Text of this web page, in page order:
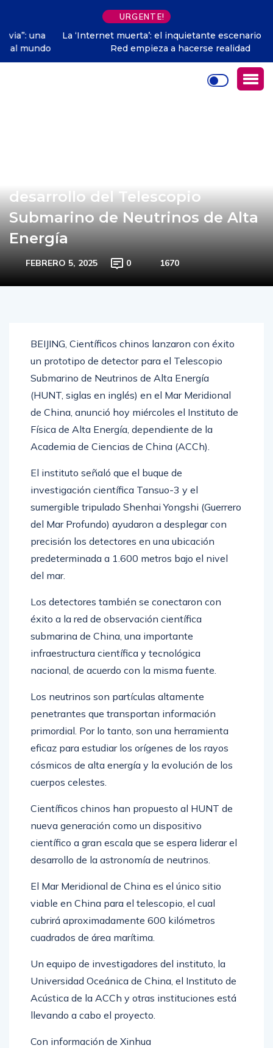
URGENTE!
La ‘Internet muerta’: el inquietante escenario sobre la
Red empieza a hacerse realidad
desarrollo del Telescopio
Submarino de Neutrinos de Alta
Energía
FEBRERO 5, 2025 0 1670
BEIJING, Científicos chinos lanzaron con éxito
un prototipo de detector para el Telescopio
Submarino de Neutrinos de Alta Energía
(HUNT, siglas en inglés) en el Mar Meridional
de China, anunció hoy miércoles el Instituto de
Física de Alta Energía, dependiente de la
Academia de Ciencias de China (ACCh).
El instituto señaló que el buque de
investigación científica Tansuo-3 y el
sumergible tripulado Shenhai Yongshi (Guerrero
del Mar Profundo) ayudaron a desplegar con
precisión los detectores en una ubicación
predeterminada a 1.600 metros bajo el nivel
del mar.
Los detectores también se conectaron con
éxito a la red de observación científica
submarina de China, una importante
infraestructura científica y tecnológica
nacional, de acuerdo con la misma fuente.
Los neutrinos son partículas altamente
penetrantes que transportan información
primordial. Por lo tanto, son una herramienta
eficaz para estudiar los orígenes de los rayos
cósmicos de alta energía y la evolución de los
cuerpos celestes.
Científicos chinos han propuesto al HUNT de
nueva generación como un dispositivo
científico a gran escala que se espera liderar el
desarrollo de la astronomía de neutrinos.
El Mar Meridional de China es el único sitio
viable en China para el telescopio, el cual
cubrirá aproximadamente 600 kilómetros
cuadrados de área marítima.
Un equipo de investigadores del instituto, la
Universidad Oceánica de China, el Instituto de
Acústica de la ACCh y otras instituciones está
llevando a cabo el proyecto.
Con información de Xinhua